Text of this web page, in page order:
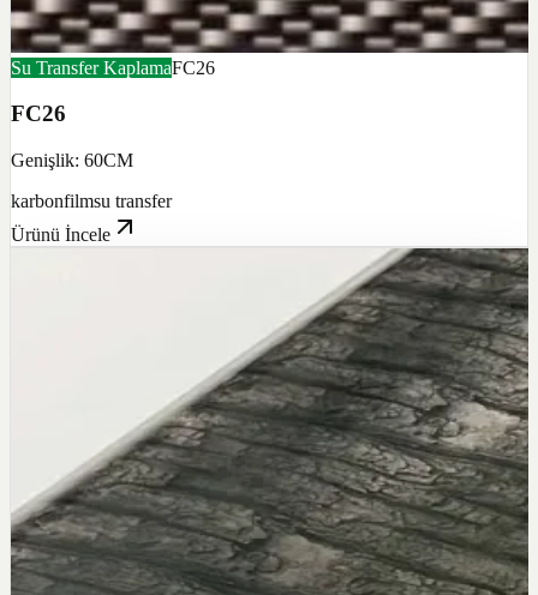
Su Transfer KaplamaFC26
FC26
Genişlik: 60CM
karbonfilmsu transfer
Ürünü İncele